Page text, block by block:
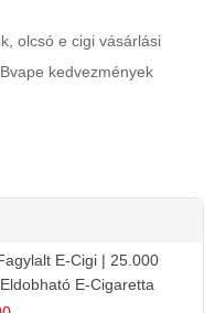
olcsó e cigi vásárlási
kedvezmények
E-Cigi | 25.000
E-Cigaretta